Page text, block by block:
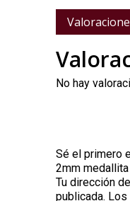
No hay
Sé el primero
2mm
Tu dirección
publicada. Los
Alternative: